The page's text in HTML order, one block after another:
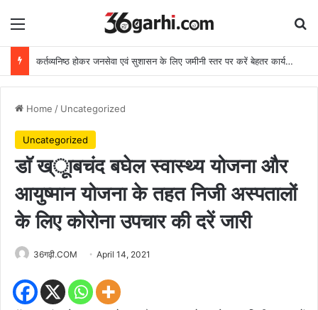
Menu
कर्तव्यनिष्ठ होकर जनसेवा एवं सुशासन के लिए जमीनी स्तर पर करें बेहतर कार्य: मुख्यमंत्री
Home / Uncategorized
Uncategorized
डाॅ ख्ूाबचंद बघेल स्वास्थ्य योजना और
आयुष्मान योजना के तहत निजी अस्पतालों
के लिए कोरोना उपचार की दरें जारी
36गढ़ी.COM April 14, 2021